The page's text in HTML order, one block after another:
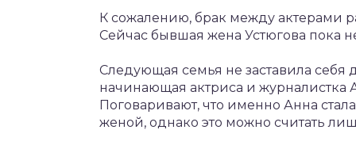
К сожалению, брак между актерами
Сейчас бывшая жена Устюгова пока
Следующая семья не заставила себя
начинающая актриса и журналистка
Поговаривают, что именно Анна
женой, однако это можно считать